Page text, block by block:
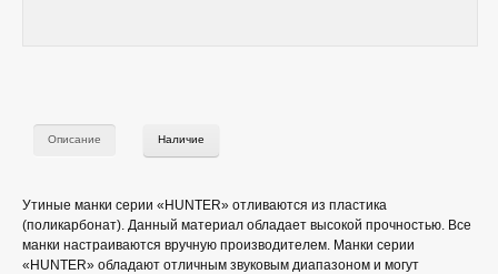
Описание Наличие
Утиные манки серии «HUNTER» отливаются из пластика
(поликарбонат). Данный материал обладает высокой прочностью. Все
манки настраиваются вручную производителем. Манки серии
«HUNTER» обладают отличным звуковым диапазоном и могут